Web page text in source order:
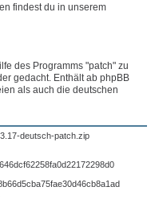
findest du in unserem
des Programms "patch" zu
gedacht. Enthält ab phpBB
als auch die deutschen
deutsch-patch.zip